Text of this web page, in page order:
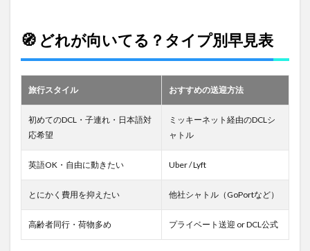
🧭 どれが向いてる？タイプ別早見表
旅行スタイル おすすめの送迎方法
初めてのDCL・子連れ・日本語対
応希望
ミッキーネット経由のDCLシ
ャトル
英語OK・自由に動きたい Uber / Lyft
とにかく費用を抑えたい 他社シャトル（GoPortなど）
高齢者同行・荷物多め プライベート送迎 or DCL公式